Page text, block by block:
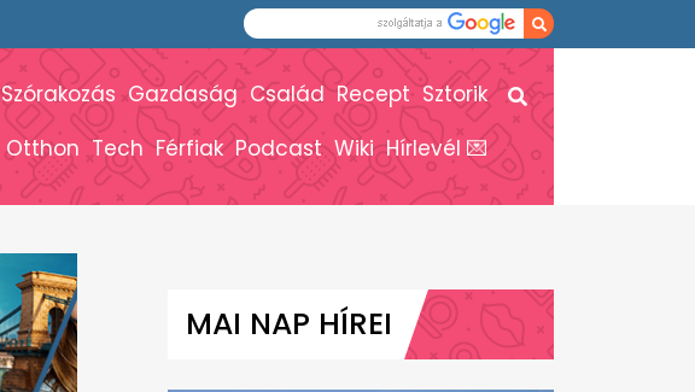
Szórakozás Gazdaság Család Recept Sztorik
Otthon Tech Férfiak Podcast Wiki Hírlevél 💌
MAI NAP HÍREI